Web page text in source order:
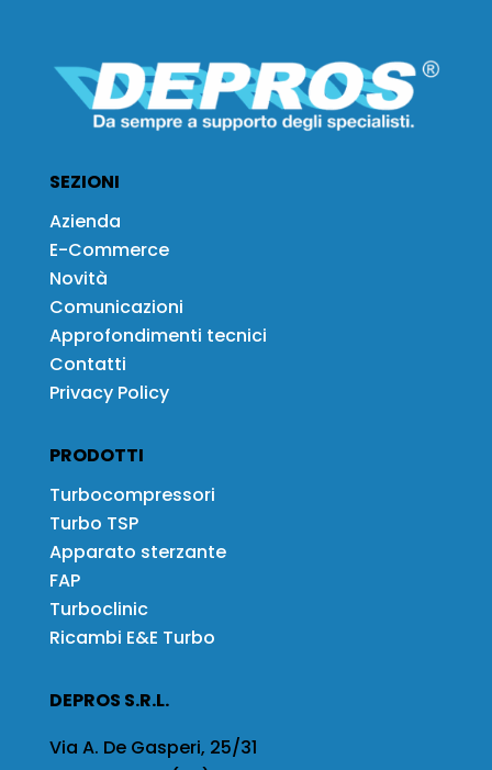
SEZIONI
Azienda
E-Commerce
Novità
Comunicazioni
Approfondimenti tecnici
Contatti
Privacy Policy
PRODOTTI
Turbocompressori
Turbo TSP
Apparato sterzante
FAP
Turboclinic
Ricambi E&E Turbo
DEPROS S.R.L.
Via A. De Gasperi, 25/31